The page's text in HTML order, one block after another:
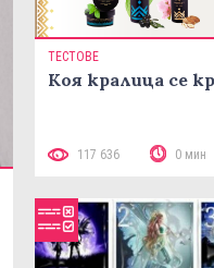
ТЕСТОВЕ
Коя кралица се
117 636 0 мин